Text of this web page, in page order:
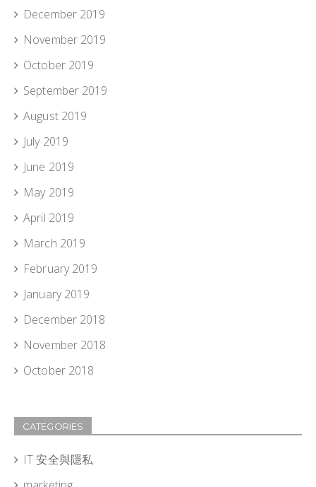
December 2019
November 2019
October 2019
September 2019
August 2019
July 2019
June 2019
May 2019
April 2019
March 2019
February 2019
January 2019
December 2018
November 2018
October 2018
CATEGORIES
IT 安全與隱私